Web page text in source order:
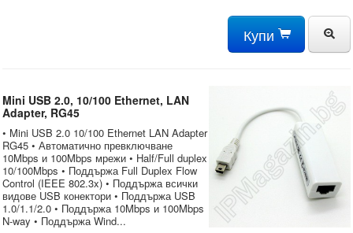
Купи
Mini USB 2.0, 10/100 Ethernet, LAN
Adapter, RG45
• Mini USB 2.0 10/100 Ethernet LAN Adapter
RG45 • Автоматично превключване
10Mbps и 100Mbps мрежи • Half/Full duplex
10/100Mbps • Поддържа Full Duplex Flow
Control (IEEE 802.3x) • Поддържа всички
видове USB конектори • Поддържа USB
1.0/1.1/2.0 • Поддържа 10Mbps и 100Mbps
N-way • Поддържа Wind...